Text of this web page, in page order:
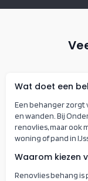
Wat doet een
Een behanger zorgt
en wanden. Bij
renovlies, maar ook
woning of pand in
Waarom kiezen
Renovlies behang